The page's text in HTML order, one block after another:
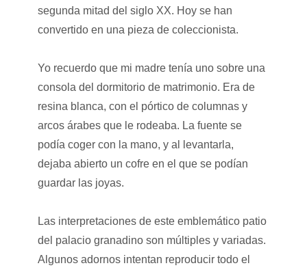
segunda mitad del siglo XX. Hoy se han
convertido en una pieza de coleccionista.
Yo recuerdo que mi madre tenía uno sobre una
consola del dormitorio de matrimonio. Era de
resina blanca, con el pórtico de columnas y
arcos árabes que le rodeaba. La fuente se
podía coger con la mano, y al levantarla,
dejaba abierto un cofre en el que se podían
guardar las joyas.
Las interpretaciones de este emblemático patio
del palacio granadino son múltiples y variadas.
Algunos adornos intentan reproducir todo el